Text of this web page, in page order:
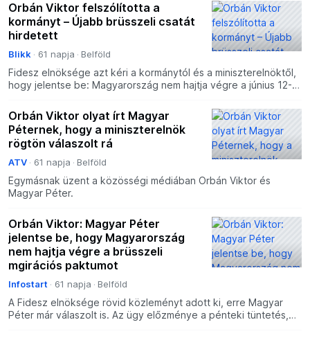
Orbán Viktor felszólította a
kormányt – Újabb brüsszeli csatát
hirdetett
Blikk 61 napja Belföld
Fidesz elnöksége azt kéri a kormánytól és a miniszterelnöktől,
hogy jelentse be: Magyarország nem hajtja végre a június 12-
Orbán Viktor olyat írt Magyar
Péternek, hogy a miniszterelnök
rögtön válaszolt rá
ATV 61 napja Belföld
Egymásnak üzent a közösségi médiában Orbán Viktor és
Magyar Péter.
Orbán Viktor: Magyar Péter
jelentse be, hogy Magyarország
nem hajtja végre a brüsszeli
mgirációs paktumot
Infostart 61 napja Belföld
A Fidesz elnöksége rövid közleményt adott ki, erre Magyar
Péter már válaszolt is. Az ügy előzménye a pénteki tüntetés,